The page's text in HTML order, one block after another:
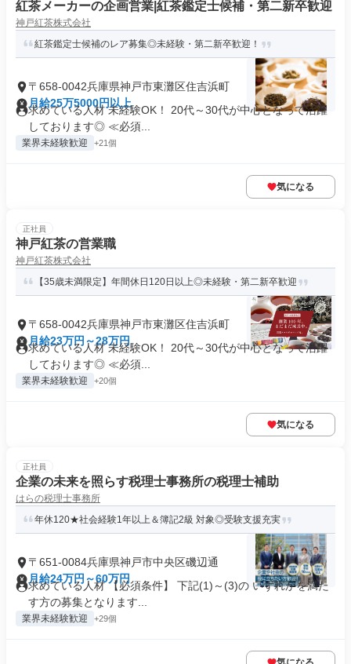
紅茶メーカーの企画営業|紅茶鑑定士候補・第二新卒歓迎
神戸紅茶株式会社
紅茶鑑定士候補のレア募集◎未経験・第二新卒歓迎！
〒658-0042兵庫県神戸市東灘区住吉浜町
月給25万5000円以上
求めている人材 未経験OK！ 20代～30代が中心となって活躍
しております◎ ≪必須...
業界未経験歓迎 +21個
気になる
正社員
神戸紅茶の営業職
神戸紅茶株式会社
【35歳未満限定】年間休日120日以上◎未経験・第二新卒歓迎
〒658-0042兵庫県神戸市東灘区住吉浜町
月給23万円～28万円
求めている人材 未経験OK！ 20代～30代が中心となって活躍
しております◎ ≪必須...
業界未経験歓迎 +20個
気になる
正社員
企業の未来を照らす税理士事務所の税理士補助
はらの税理士事務所
年休120★社会経験1年以上＆簿記2級 対象◎受験支援充実
〒651-0084兵庫県神戸市中央区磯辺通
月給24万円～60万円
求めている人材 【必須条件】 下記(1)～(3)の いずれかを満た
す方の募集となります...
業界未経験歓迎 +29個